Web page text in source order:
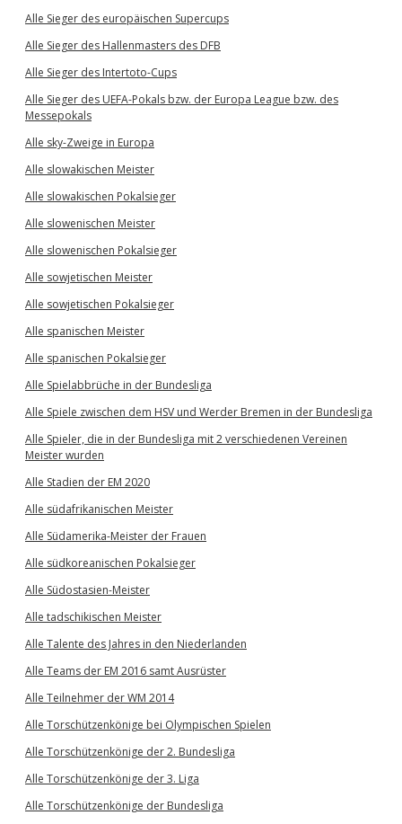
Alle Sieger des europäischen Supercups
Alle Sieger des Hallenmasters des DFB
Alle Sieger des Intertoto-Cups
Alle Sieger des UEFA-Pokals bzw. der Europa League bzw. des
Messepokals
Alle sky-Zweige in Europa
Alle slowakischen Meister
Alle slowakischen Pokalsieger
Alle slowenischen Meister
Alle slowenischen Pokalsieger
Alle sowjetischen Meister
Alle sowjetischen Pokalsieger
Alle spanischen Meister
Alle spanischen Pokalsieger
Alle Spielabbrüche in der Bundesliga
Alle Spiele zwischen dem HSV und Werder Bremen in der Bundesliga
Alle Spieler, die in der Bundesliga mit 2 verschiedenen Vereinen
Meister wurden
Alle Stadien der EM 2020
Alle südafrikanischen Meister
Alle Südamerika-Meister der Frauen
Alle südkoreanischen Pokalsieger
Alle Südostasien-Meister
Alle tadschikischen Meister
Alle Talente des Jahres in den Niederlanden
Alle Teams der EM 2016 samt Ausrüster
Alle Teilnehmer der WM 2014
Alle Torschützenkönige bei Olympischen Spielen
Alle Torschützenkönige der 2. Bundesliga
Alle Torschützenkönige der 3. Liga
Alle Torschützenkönige der Bundesliga